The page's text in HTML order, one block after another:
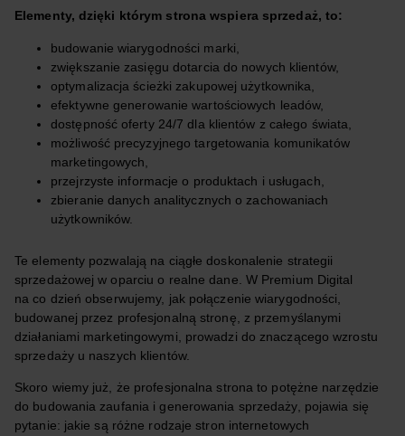
Elementy, dzięki którym strona wspiera sprzedaż, to:
budowanie wiarygodności marki,
zwiększanie zasięgu dotarcia do nowych klientów,
optymalizacja ścieżki zakupowej użytkownika,
efektywne generowanie wartościowych leadów,
dostępność oferty 24/7 dla klientów z całego świata,
możliwość precyzyjnego targetowania komunikatów
marketingowych,
przejrzyste informacje o produktach i usługach,
zbieranie danych analitycznych o zachowaniach
użytkowników.
Te elementy pozwalają na ciągłe doskonalenie strategii
sprzedażowej w oparciu o realne dane. W Premium Digital
na co dzień obserwujemy, jak połączenie wiarygodności,
budowanej przez profesjonalną stronę, z przemyślanymi
działaniami marketingowymi, prowadzi do znaczącego wzrostu
sprzedaży u naszych klientów.
Skoro wiemy już, że profesjonalna strona to potężne narzędzie
do budowania zaufania i generowania sprzedaży, pojawia się
pytanie: jakie są różne rodzaje stron internetowych